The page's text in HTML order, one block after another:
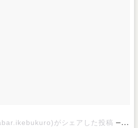
がシェアした投稿 –